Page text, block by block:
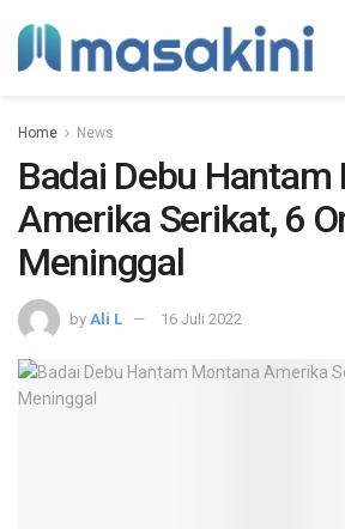
Home News
Badai Debu
Amerika Serikat, 6
Meninggal
by Ali L 16 Juli 2022